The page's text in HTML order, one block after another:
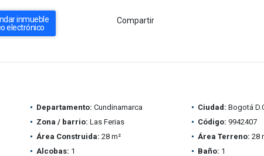
inmueble
electrónico
Compartir
Departamento: Cundinamarca Ciudad: Bogotá
Zona / barrio: Las Ferias Código: 9942407
Área Construida: 28 m² Área Terreno: 28
Alcobas: 1 Baño: 1